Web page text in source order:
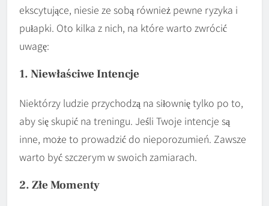
ekscytujące, niesie ze sobą również pewne ryzyka i
pułapki. Oto kilka z nich, na które warto zwrócić
uwagę:
1. Niewłaściwe Intencje
Niektórzy ludzie przychodzą na siłownię tylko po to,
aby się skupić na treningu. Jeśli Twoje intencje są
inne, może to prowadzić do nieporozumień. Zawsze
warto być szczerym w swoich zamiarach.
2. Złe Momenty